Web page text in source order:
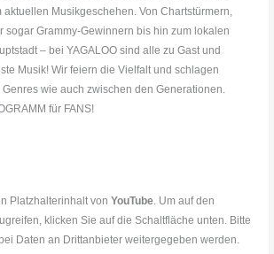
aktuellen Musikgeschehen. Von Chartstürmern,
sogar Grammy-Gewinnern bis hin zum lokalen
– bei YAGALOO sind alle zu Gast und
Musik! Wir feiern die Vielfalt und schlagen
wie auch zwischen den Generationen.
für FANS!
Platzhalterinhalt vonYouTube. Um auf den
klicken Sie auf die Schaltfläche unten. Bitte
Daten an Drittanbieter weitergegeben werden.